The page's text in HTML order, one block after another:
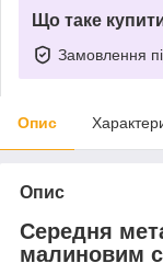
Що таке
Замовлення
Опис
Опис
Середня
малиновим